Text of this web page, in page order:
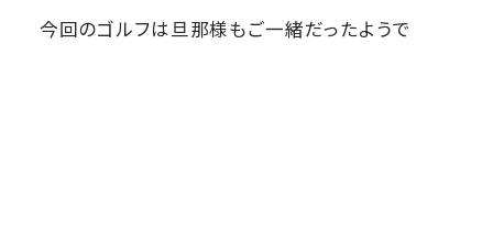
今回のゴルフは旦那様もご一緒だったようで